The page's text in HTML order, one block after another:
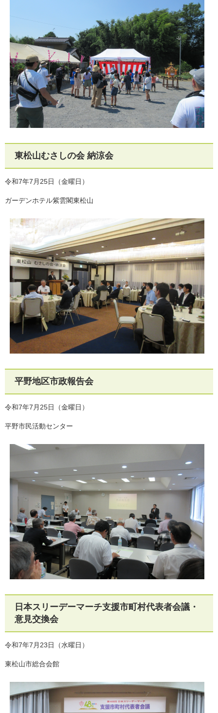
東松山むさしの会 納涼会
令和7年7月25日（金曜日）
ガーデンホテル紫雲閣東松山
平野地区市政報告会
令和7年7月25日（金曜日）
平野市民活動センター
日本スリーデーマーチ支援市町村代表者会議・
意見交換会
令和7年7月23日（水曜日）
東松山市総合会館